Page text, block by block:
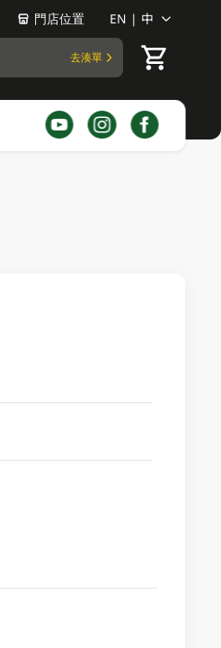
門店位置 EN | 中
去湊單